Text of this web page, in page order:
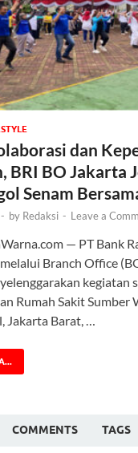
dan
BRI BO Jakarta
Senam
- by Redaksi - Leave a
— PT Bank
Branch Office
kegiatan
Rumah Sakit Sumber
Jakarta Barat, …
COMMENTS TAGS